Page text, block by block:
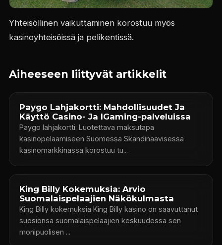
Yhteisöllinen vaikuttaminen korostuu myös
kasinoyhteisöissä ja pelikentissä.
Aiheeseen liittyvät artikkelit
Paygo Lahjakortti: Mahdollisuudet Ja
Käyttö Casino- Ja IGaming-palveluissa
Paygo lahjakortti: Luotettava maksutapa
kasinopelaamiseen Suomessa Skandinaavisessa
kasinomarkkinassa korostuu tu...
King Billy Kokemuksia: Arvio
Suomalaispelaajien Näkökulmasta
King Billy kokemuksia King Billy kasino on saavuttanut
suosionsa suomalaispelaajien keskuudessa sen
monipuolisen ...